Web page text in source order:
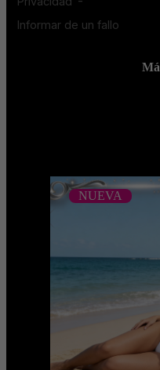
NUEVA
Platinum Esta
nuestro
Selección
nivel de belleza